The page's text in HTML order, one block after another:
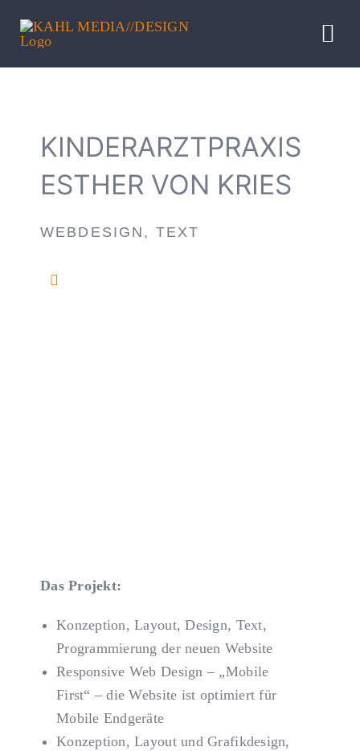
Inhalt
KINDERARZTPRAXIS
ESTHER VON KRIES
WEBDESIGN, TEXT
Das Projekt:
Konzeption, Layout, Design, Text,
Programmierung der neuen Website
Responsive Web Design – „Mobile
First“ – die Website ist optimiert für
Mobile Endgeräte
Konzeption, Layout und Grafikdesign,